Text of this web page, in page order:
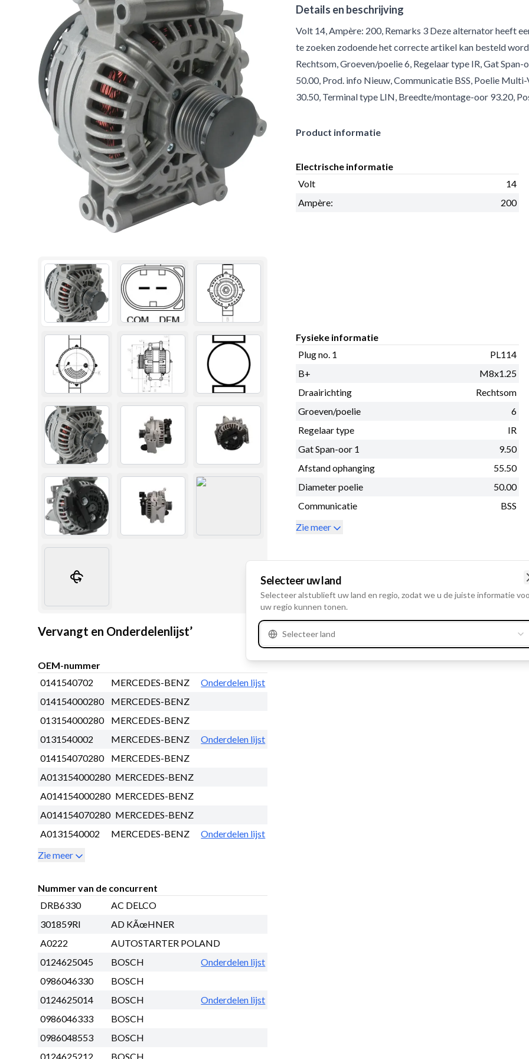
Vervangt en Onderdelenlijst’
OEM-nummer
0141540702
MERCEDES-BENZ
Onderdelen lijst
014154000280
MERCEDES-BENZ
013154000280
MERCEDES-BENZ
0131540002
MERCEDES-BENZ
Onderdelen lijst
014154070280
MERCEDES-BENZ
A013154000280 MERCEDES-BENZ
A014154000280 MERCEDES-BENZ
A014154070280 MERCEDES-BENZ
A0131540002
MERCEDES-BENZ
Onderdelen lijst
Zie meer
Nummer van de concurrent
DRB6330
AC DELCO
301859RI
AD KÃœHNER
A0222
AUTOSTARTER POLAND
0124625045
BOSCH
Onderdelen lijst
0986046330
BOSCH
0124625014
BOSCH
Onderdelen lijst
0986046333
BOSCH
0986048553
BOSCH
0124625212
BOSCH
Details en beschrijving
Volt 14, Ampère: 200, Remarks 3 Deze alternator heeft
te zoeken zodoende het correcte artikel kan besteld
Rechtsom, Groeven/poelie 6, Regelaar type IR, Gat
50.00, Prod. info Nieuw, Communicatie BSS, Poelie
30.50, Terminal type LIN, Breedte/montage-oor 93.20,
Product informatie
Electrische informatie
Volt
14
Ampère:
200
Fysieke informatie
Plug no. 1
PL114
B+
M8x1.25
Draairichting
Rechtsom
Groeven/poelie
6
Regelaar type
IR
Gat Span-oor 1
9.50
Afstand ophanging
55.50
Diameter poelie
50.00
Communicatie
BSS
Zie meer
Selecteer uw land
Selecteer alstublieft uw land en regio, zodat we u de juiste informatie
uw regio kunnen tonen.
Selecteer land